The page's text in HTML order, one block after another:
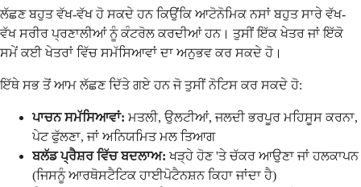
ਲੱਛਣ ਬਹੁਤ ਵੱਖ-ਵੱਖ ਹੋ ਸਕਦੇ ਹਨ ਕਿਉਂਕਿ ਆਟੋਨੋਮਿਕ ਨਸਾਂ ਬਹੁਤ ਸਾਰੇ ਵੱਖ-
ਵੱਖ ਸਰੀਰ ਪ੍ਰਣਾਲੀਆਂ ਨੂੰ ਕੰਟਰੋਲ ਕਰਦੀਆਂ ਹਨ। ਤੁਸੀਂ ਇੱਕ ਖੇਤਰ ਜਾਂ ਇੱਕੋ
ਸਮੇਂ ਕਈ ਖੇਤਰਾਂ ਵਿੱਚ ਸਮੱਸਿਆਵਾਂ ਦਾ ਅਨੁਭਵ ਕਰ ਸਕਦੇ ਹੋ।
ਇੱਥੇ ਸਭ ਤੋਂ ਆਮ ਲੱਛਣ ਦਿੱਤੇ ਗਏ ਹਨ ਜੋ ਤੁਸੀਂ ਨੋਟਿਸ ਕਰ ਸਕਦੇ ਹੋ:
ਪਾਚਨ ਸਮੱਸਿਆਵਾਂ: ਮਤਲੀ, ਉਲਟੀਆਂ, ਜਲਦੀ ਭਰਪੂਰ ਮਹਿਸੂਸ ਕਰਨਾ,
ਪੇਟ ਫੁੱਲਣਾ, ਜਾਂ ਅਨਿਯਮਿਤ ਮਲ ਤਿਆਗ
ਬਲੱਡ ਪ੍ਰੈਸ਼ਰ ਵਿੱਚ ਬਦਲਾਅ: ਖੜ੍ਹੇ ਹੋਣ 'ਤੇ ਚੱਕਰ ਆਉਣਾ ਜਾਂ ਹਲਕਾਪਨ
(ਜਿਸਨੂੰ ਆਰਥੋਸਟੈਟਿਕ ਹਾਈਪੋਟੈਨਸ਼ਨ ਕਿਹਾ ਜਾਂਦਾ ਹੈ)